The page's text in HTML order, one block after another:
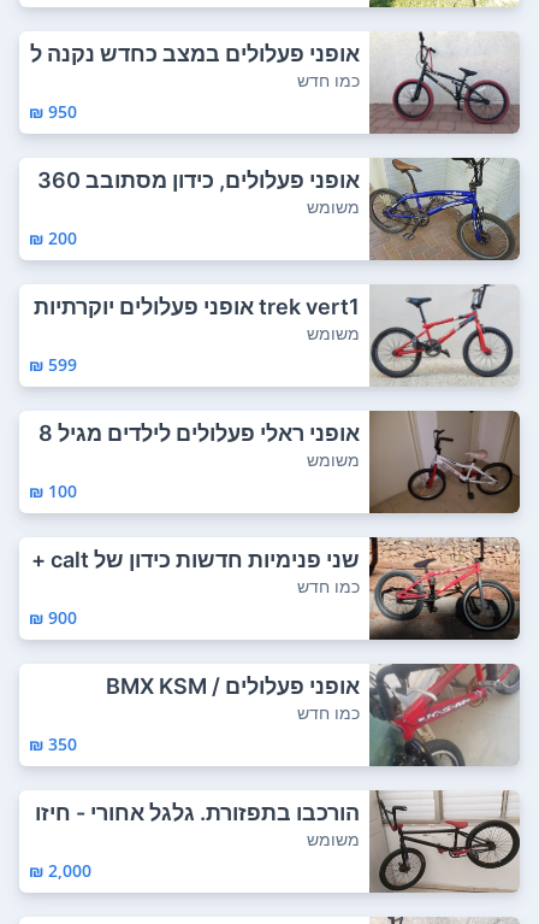
אופני פעלולים במצב כחדש נקנה ל
פני שנה הי...
כמו חדש
950 ₪
אופני פעלולים, כידון מסתובב 360
מעלות. מ...
משומש
200 ₪
trek vert1 אופני פעלולים יוקרתיות
מקצועי...
משומש
599 ₪
אופני ראלי פעלולים לילדים מגיל 8
מידה 19...
משומש
100 ₪
שני פנימיות חדשות כידון של calt +
ברנד של...
כמו חדש
900 ₪
אופני פעלולים / BMX KSM
כמו חדש
350 ₪
הורכבו בתפזורת. גלגל אחורי - חיזו
ק G...
משומש
2,000 ₪